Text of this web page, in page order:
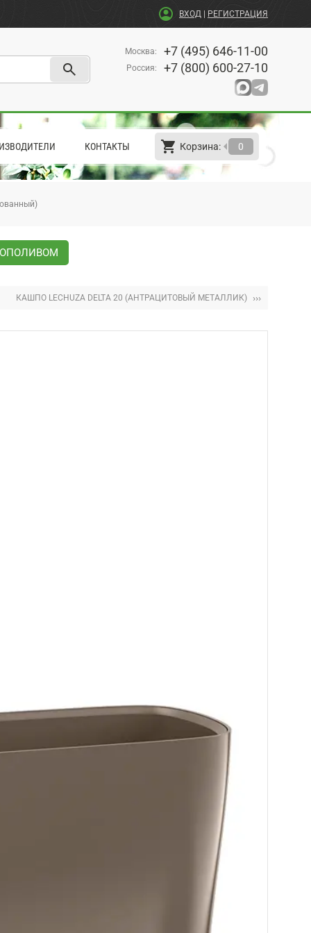
account_circle ВХОД РЕГИСТРАЦИЯ
search
Москва: +7 (495) 646-11-00
Россия: +7 (800) 600-27-10
КОНТАКТЫ shopping_cart Корзина: 0
arrow_left
КАШПО LECHUZA DELTA 20 (АНТРАЦИТОВЫЙ МЕТАЛЛИК) ›››